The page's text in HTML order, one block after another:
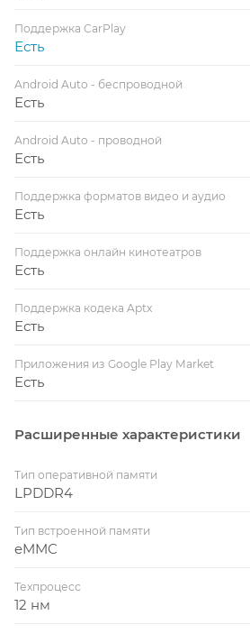
Поддержка CarPlay
Есть
Android Auto - беспроводной
Есть
Android Auto - проводной
Есть
Поддержка форматов видео и аудио
Есть
Поддержка онлайн кинотеатров
Есть
Поддержка кодека Aptx
Есть
Приложения из Google Play Market
Есть
Расширенные характеристики
Тип оперативной памяти
LPDDR4
Тип встроенной памяти
eMMC
Техпроцесс
12 нм